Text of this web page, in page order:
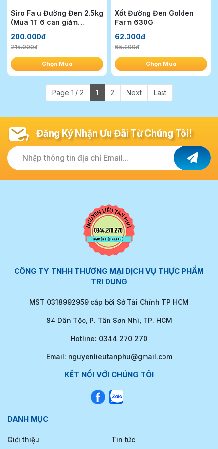
Siro Falu Đường Đen 2.5kg
(Mua 1T 6 can giảm
200.000đ
215.000đ
Chọn Mua
Xốt Đường Đen Golden
Farm 630G
62.000đ
65.000đ
Chọn Mua
Page 1 / 2 1 2 Next Last
Đăng Ký Nhận Ưu Đãi Từ Chúng Tôi!
Nhập thông tin địa chỉ Email...
CÔNG TY TNHH THƯƠNG MẠI DỊCH VỤ THỰC PHẨM
TRÍ DŨNG
MST 0318992959 cấp bởi Sở Tài Chính TP HCM
84 Dân Tộc, P. Tân Sơn Nhì, TP. HCM
Hotline: 0344 270 270
Email: nguyenlieutanphu@gmail.com
KẾT NỐI VỚI CHÚNG TÔI
DANH MỤC
Giới thiệu Tin tức